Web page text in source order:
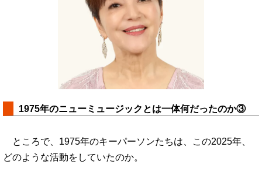
1975年のニューミュージックとは一体何だったのか③
ところで、1975年のキーパーソンたちは、この2025年、
どのような活動をしていたのか。